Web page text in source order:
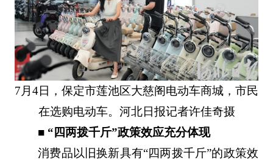
7月4日，保定市莲池区大慈阁电动车商城，市民
在选购电动车。河北日报记者许佳奇摄
■ “四两拨千斤”政策效应充分体现
消费品以旧换新具有“四两拨千斤”的政策效